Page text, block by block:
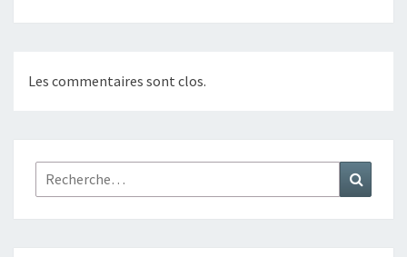
Les commentaires sont clos.
Rechercher :